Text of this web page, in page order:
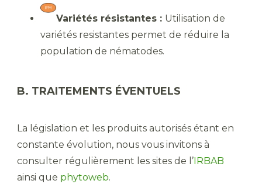
Variétés résistantes : Utilisation de
variétés resistantes permet de réduire la
population de nématodes.
B. TRAITEMENTS ÉVENTUELS
La législation et les produits autorisés étant en
constante évolution, nous vous invitons à
consulter régulièrement les sites de l’ IRBAB
ainsi que phytoweb.